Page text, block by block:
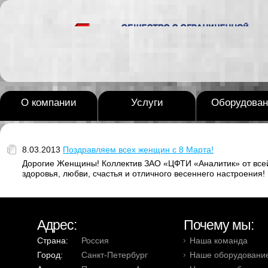
О компании Услуги
8.03.2013 Поздравляем всех женщин с 8 Марта!
Дорогие Женщины! Коллектив ЗАО «ЦФТИ «Аналитик» от
здоровья, любви, счастья и отличного весеннего настроения!
Адрес:
Страна:
Россия
Город:
Санкт-Петербург
Почему мы:
Наша команда
Наше